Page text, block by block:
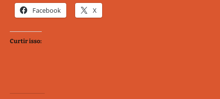
Facebook X
Curtir isso: